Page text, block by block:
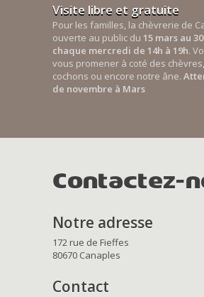
Visite libre et gratuite
Pour les familles, la chèvrerie de
ouverte au public du 15 mars au
chaque mercredi de 14h à 19h.
vous promener à coté des
cochons ou encore notre âne.
de novembre à Mars
Contactez-
Notre adresse
172 rue de Fieffes
80670 Canaples
Contact